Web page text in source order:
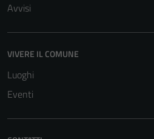
Avvisi
VIVERE IL COMUNE
Luoghi
Eventi